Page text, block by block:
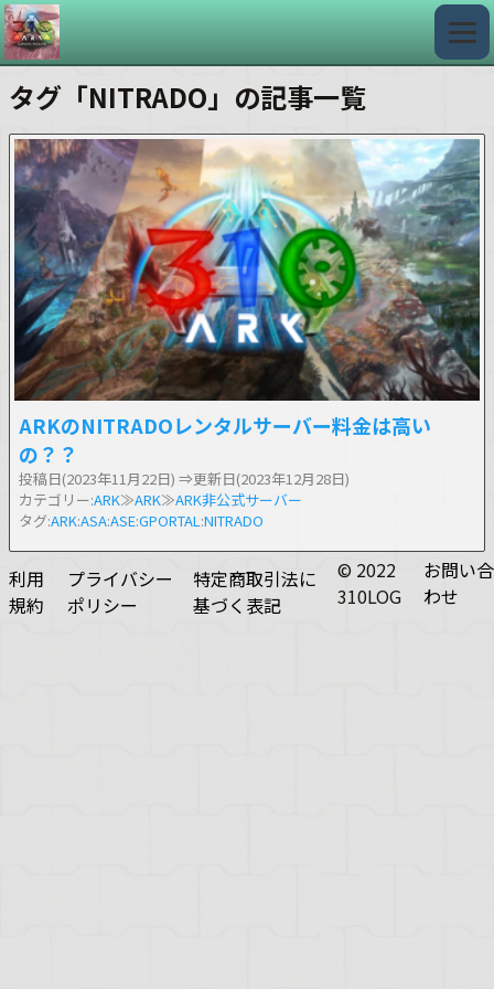
タグ「NITRADO」の記事一覧
ARKのNITRADOレンタルサーバー料金は高い
の？？
投稿日(2023年11月22日) ⇒更新日(2023年12月28日)
カテゴリー:ARK≫ARK≫ARK非公式サーバー
タグ:ARK:ASA:ASE:GPORTAL:NITRADO
利用
規約
プライバシー
ポリシー
特定商取引法に
基づく表記
© 2022
310LOG
お問い合
わせ